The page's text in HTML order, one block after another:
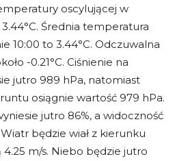
oscylującej w
Średnia temperatura
10:00 to 3.44°C. Odczuwalna
-0.21°C. Ciśnienie na
jutro 989 hPa, natomiast
osiągnie wartość 979 hPa.
jutro 86%, a widoczność
będzie wiał z kierunku
4.25 m/s. Niebo będzie jutro